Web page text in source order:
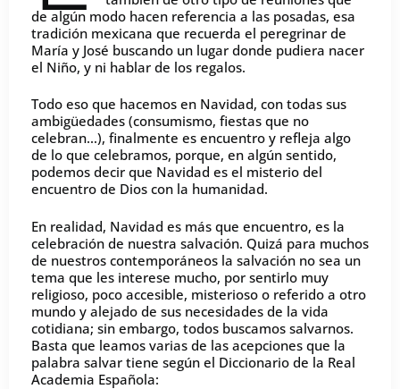
de algún modo hacen referencia a las posadas, esa
tradición mexicana que recuerda el peregrinar de
María y José buscando un lugar donde pudiera nacer
el Niño, y ni hablar de los regalos.
Todo eso que hacemos en Navidad, con todas sus
ambigüedades (consumismo, fiestas que no
celebran…), finalmente es encuentro y refleja algo
de lo que celebramos, porque, en algún sentido,
podemos decir que Navidad es el misterio del
encuentro de Dios con la humanidad.
En realidad, Navidad es más que encuentro, es la
celebración de nuestra salvación. Quizá para muchos
de nuestros contemporáneos la salvación no sea un
tema que les interese mucho, por sentirlo muy
religioso, poco accesible, misterioso o referido a otro
mundo y alejado de sus necesidades de la vida
cotidiana; sin embargo, todos buscamos salvarnos.
Basta que leamos varias de las acepciones que la
palabra salvar tiene según el Diccionario de la Real
Academia Española: